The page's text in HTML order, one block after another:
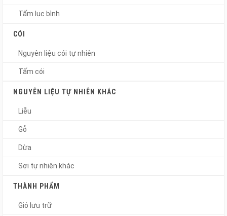
Tấm lục bình
CÓI
Nguyên liệu cói tự nhiên
Tấm cói
NGUYÊN LIỆU TỰ NHIÊN KHÁC
Liễu
Gỗ
Dừa
Sợi tự nhiên khác
THÀNH PHẨM
Giỏ lưu trữ